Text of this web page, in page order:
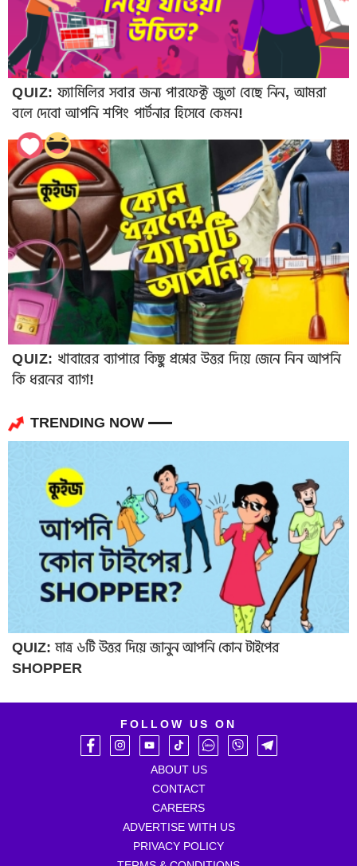
QUIZ: ফ্যামিলির সবার জন্য পারফেক্ট জুতা বেছে নিন, আমরা
বলে দেবো আপনি শপিং পার্টনার হিসেবে কেমন!
QUIZ: খাবারের ব্যাপারে কিছু প্রশ্নের উত্তর দিয়ে জেনে নিন আপনি
কি ধরনের ব্যাগ!
TRENDING NOW
QUIZ: মাত্র ৬টি উত্তর দিয়ে জানুন আপনি কোন টাইপের
SHOPPER
FOLLOW US ON
ABOUT US
CONTACT
CAREERS
ADVERTISE WITH US
PRIVACY POLICY